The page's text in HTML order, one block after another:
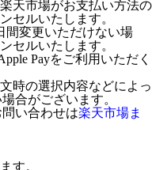
天市場がお支払い方法の
セルいたします。
間変更いただけない場
セルいたします。
Payをご利用いただく
時の選択内容などによっ
合がございます。
い合わせは楽天市場ま
す。